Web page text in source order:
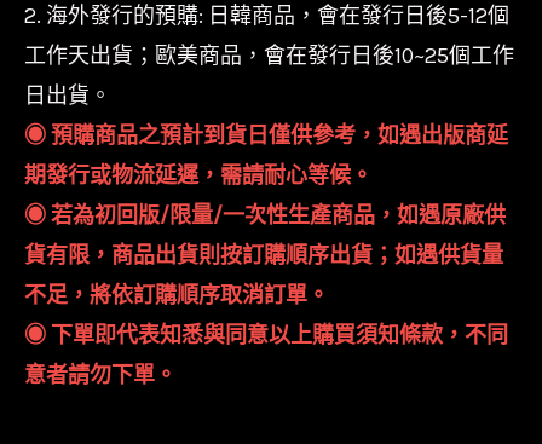
2. 海外發行的預購: 日韓商品，會在發行日後5-12個
工作天出貨；歐美商品，會在發行日後10~25個工作
日出貨。
◉ 預購商品之預計到貨日僅供參考，如遇出版商延
期發行或物流延遲，需請耐心等候。
◉ 若為初回版/限量/一次性生產商品，如遇原廠供
貨有限，商品出貨則按訂購順序出貨；如遇供貨量
不足，將依訂購順序取消訂單。
◉ 下單即代表知悉與同意以上購買須知條款，不同
意者請勿下單。